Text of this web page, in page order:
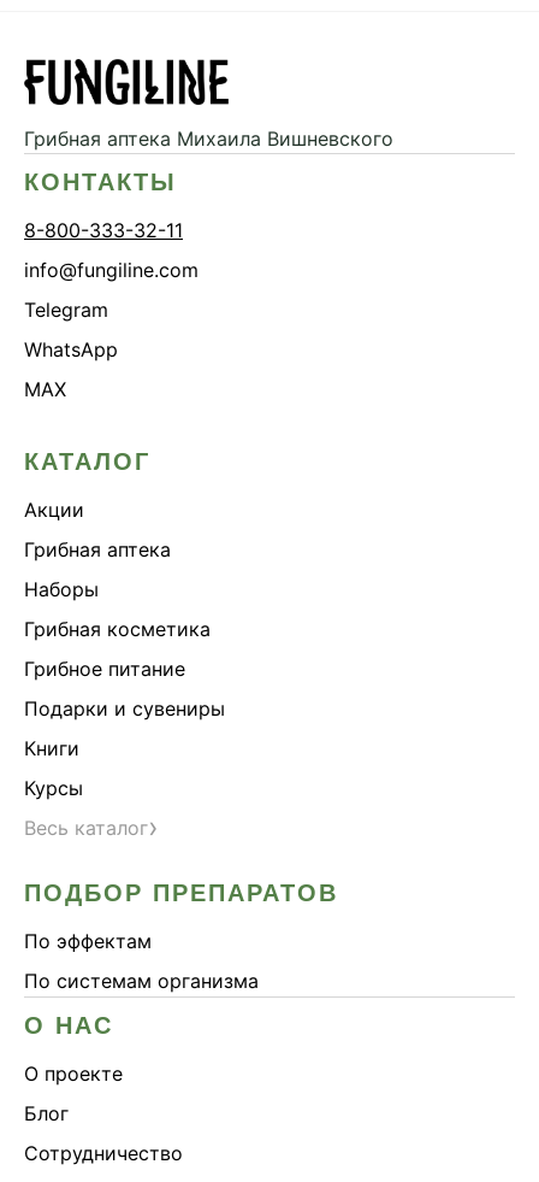
Грибная аптека Михаила Вишневского
КОНТАКТЫ
8-800-333-32-11
info@fungiline.com
Telegram
WhatsApp
MAX
КАТАЛОГ
Акции
Грибная аптека
Наборы
Грибная косметика
Грибное питание
Подарки и сувениры
Книги
Курсы
Весь каталог›
ПОДБОР ПРЕПАРАТОВ
По эффектам
По системам организма
О НАС
О проекте
Блог
Сотрудничество